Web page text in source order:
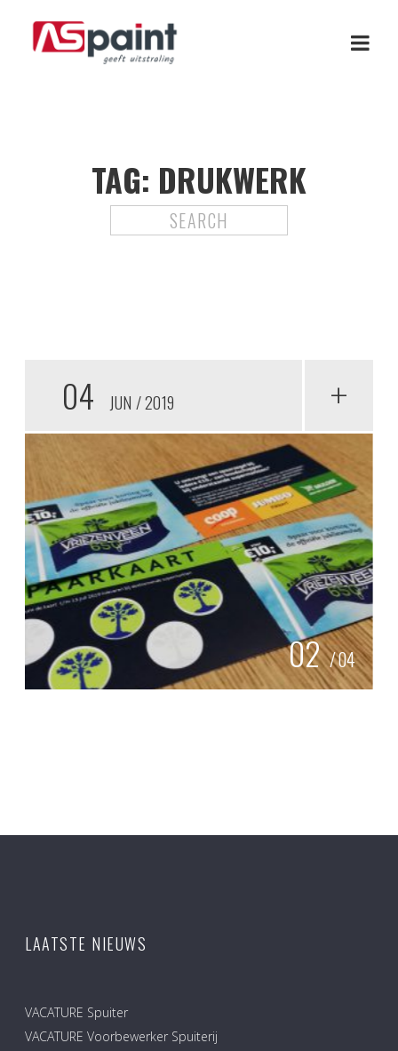
TAG: DRUKWERK
04 JUN 2019 +
02 /04
LAATSTE NIEUWS
VACATURE Spuiter
VACATURE Voorbewerker Spuiterij